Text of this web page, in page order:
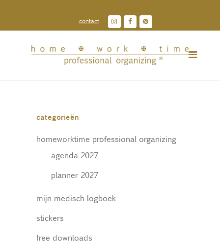
contact
categorieën
homeworktime professional organizing
agenda 2027
planner 2027
mijn medisch logboek
stickers
free downloads